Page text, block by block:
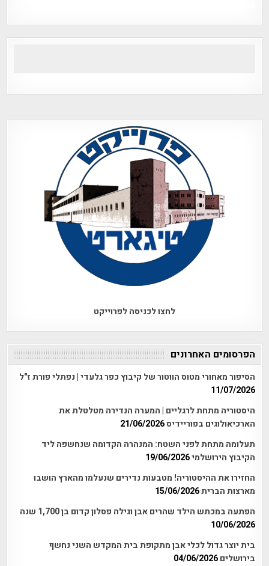
לחצו לכניסה לפרוייקט
הפרסומים האחרונים
הסיפור מאחורי מטוס הווטור של קיבוץ כפר גלעדי | נפתלי פורת ז"ל
11/07/2026
היסטוריה מתחת לרגליים | המערה הנדירה מטלטלת את
הארכיאולוגים בפוריידיס21/06/2026
תעלומה מתחת לפני השטח: המנהרה הקדומה שנחשפה ליד
הקיבוץ הירושלמי19/06/2026
החזירו את ההיסטוריה! מטבעות נדירים שנעלמו מהארץ הושבו
מארצות הברית15/06/2026
הפתעה במכתש הילד שהרים אבן וגילה פסלון קדום בן 1,700 שנה
10/06/2026
בית יוצר גדול לכלי אבן מתקופת בית המקדש השני נחשף
בירושלים 04/06/2026